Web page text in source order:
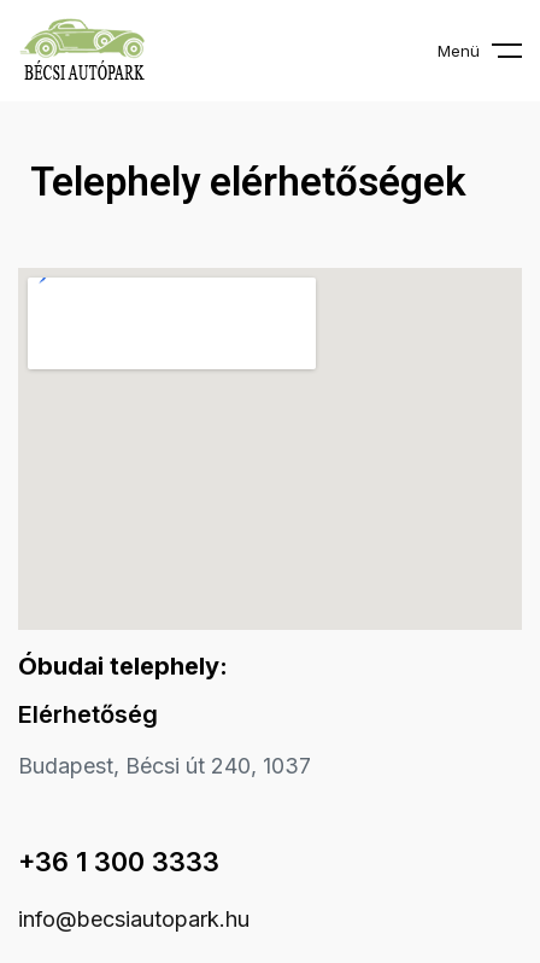
Menü
Telephely elérhetőségek
Óbudai telephely:
Elérhetőség
Budapest, Bécsi út 240, 1037
+36 1 300 3333
info@becsiautopark.hu